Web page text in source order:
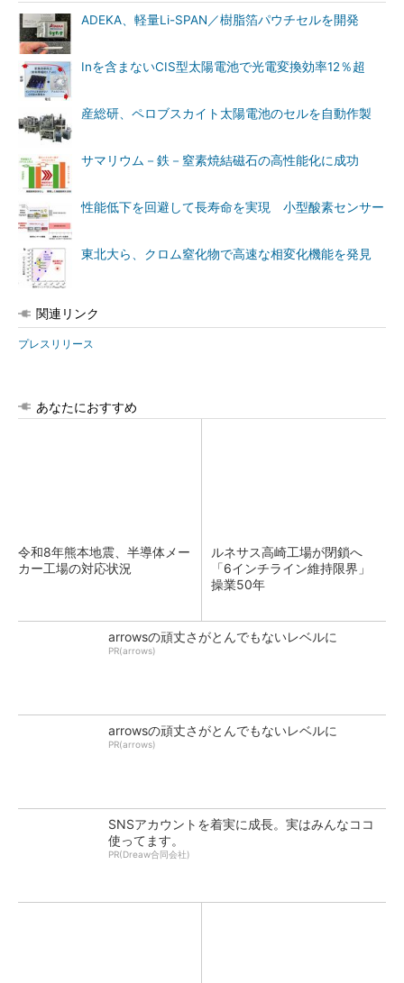
ADEKA、軽量Li-SPAN／樹脂箔パウチセルを開発
Inを含まないCIS型太陽電池で光電変換効率12％超
産総研、ペロブスカイト太陽電池のセルを自動作製
サマリウム－鉄－窒素焼結磁石の高性能化に成功
性能低下を回避して長寿命を実現 小型酸素センサー
東北大ら、クロム窒化物で高速な相変化機能を発見
関連リンク
プレスリリース
あなたにおすすめ
令和8年熊本地震、半導体メー
カー工場の対応状況
ルネサス高崎工場が閉鎖へ
「6インチライン維持限界」
操業50年
arrowsの頑丈さがとんでもないレベルに
PR(arrows)
arrowsの頑丈さがとんでもないレベルに
PR(arrows)
SNSアカウントを着実に成長。実はみんなココ
使ってます。
PR(Dreaw合同会社)